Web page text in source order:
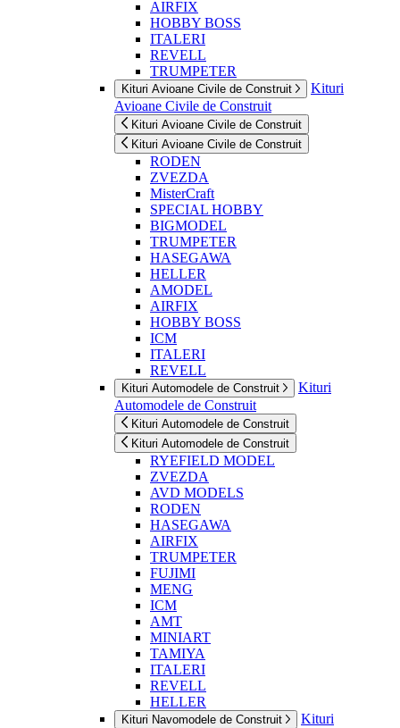
AIRFIX
HOBBY BOSS
ITALERI
REVELL
TRUMPETER
Kituri Avioane Civile de Construit
Kituri
Avioane Civile de Construit
Kituri Avioane Civile de Construit
Kituri Avioane Civile de Construit
RODEN
ZVEZDA
MisterCraft
SPECIAL HOBBY
BIGMODEL
TRUMPETER
HASEGAWA
HELLER
AMODEL
AIRFIX
HOBBY BOSS
ICM
ITALERI
REVELL
Kituri Automodele de Construit
Kituri
Automodele de Construit
Kituri Automodele de Construit
Kituri Automodele de Construit
RYEFIELD MODEL
ZVEZDA
AVD MODELS
RODEN
HASEGAWA
AIRFIX
TRUMPETER
FUJIMI
MENG
ICM
AMT
MINIART
TAMIYA
ITALERI
REVELL
HELLER
Kituri Navomodele de Construit
Kituri